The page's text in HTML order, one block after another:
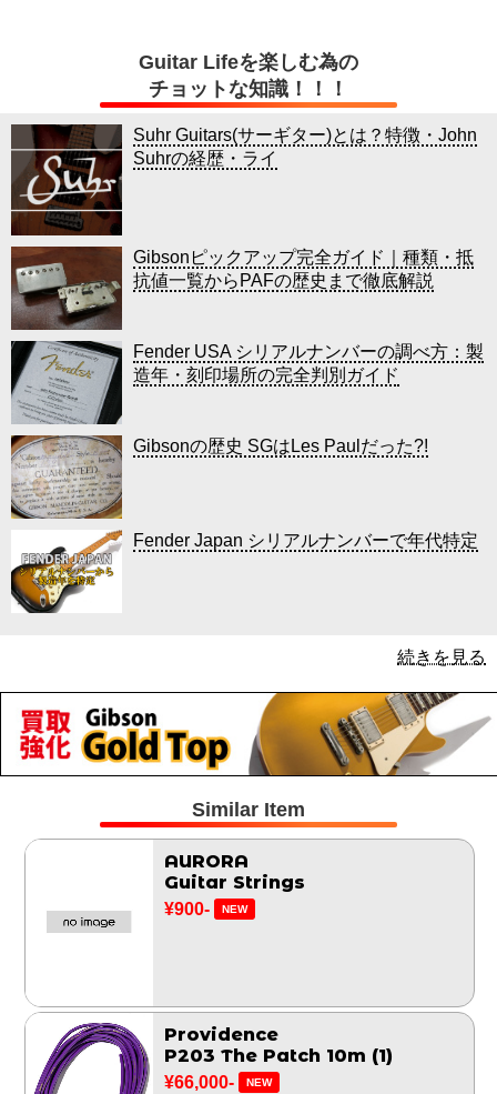
Guitar Lifeを楽しむ為の
チョットな知識！！！
Suhr Guitars(サーギター)とは？特徴・John
Suhrの経歴・ライ
Gibsonピックアップ完全ガイド｜種類・抵
抗値一覧からPAFの歴史まで徹底解説
Fender USA シリアルナンバーの調べ方：製
造年・刻印場所の完全判別ガイド
Gibsonの歴史 SGはLes Paulだった?!
Fender Japan シリアルナンバーで年代特定
続きを見る
Similar Item
AURORA
Guitar Strings
¥900- NEW
Providence
P203 The Patch 10m (1)
¥66,000- NEW